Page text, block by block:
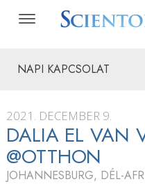
NAPI KAPCSOLAT
2021. DECEMBER 9.
DALIA EL VAN
@OTTHON
JOHANNESBURG, DÉL-